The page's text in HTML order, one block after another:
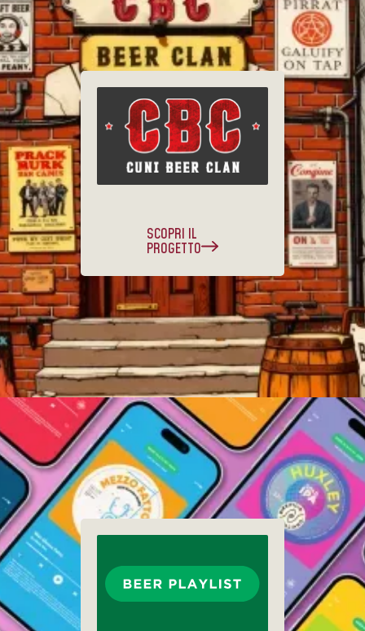
SCOPRI IL
PROGETTO